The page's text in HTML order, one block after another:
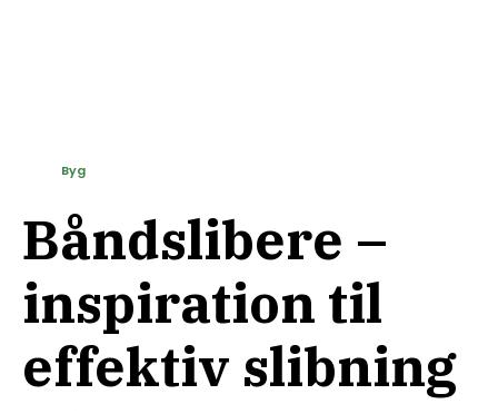
Båndslibere –
inspiration til
effektiv slibning
Byg